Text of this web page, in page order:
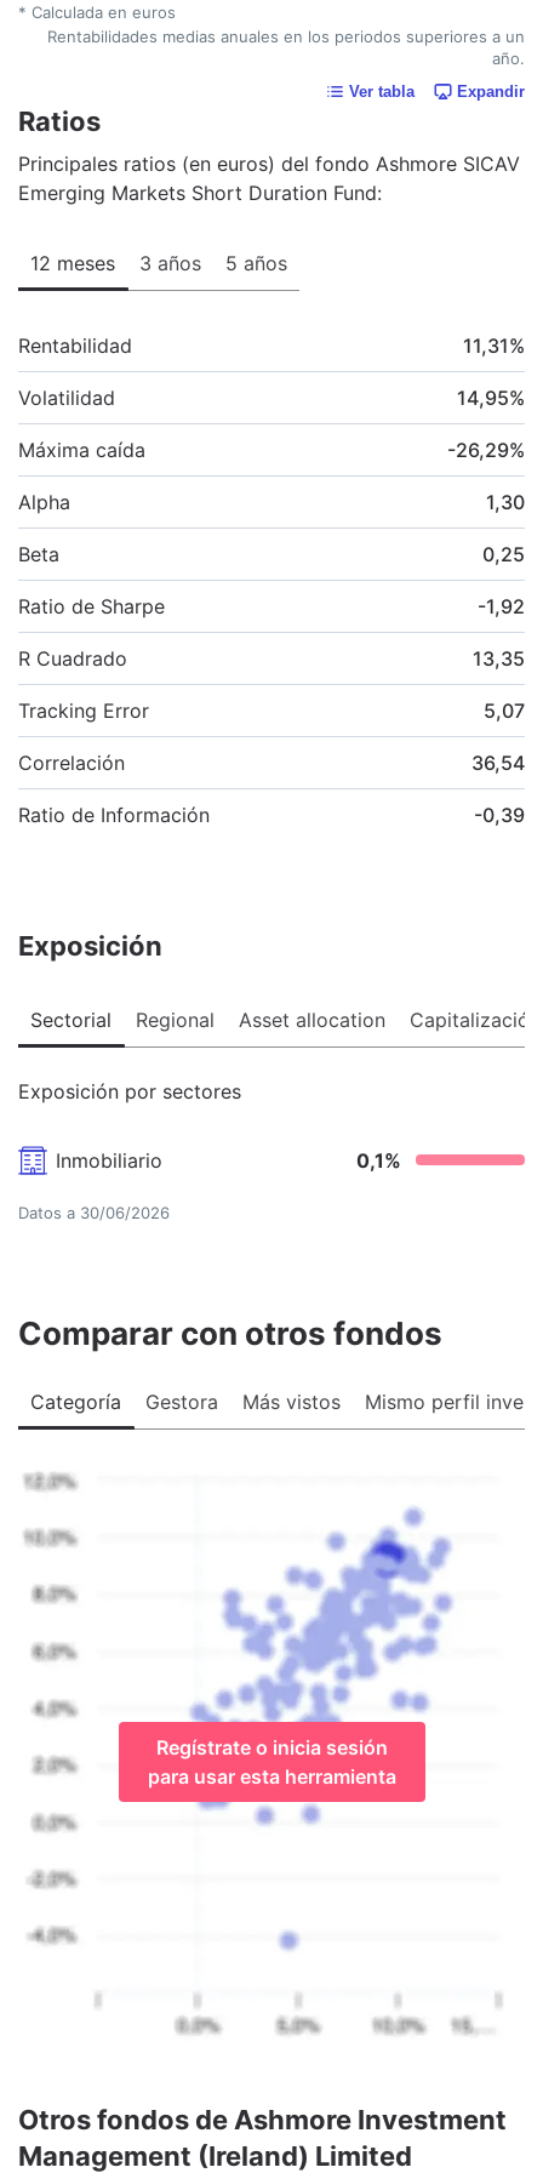
* Calculada en euros
Rentabilidades medias anuales en los periodos superiores a un
año.
Ver tabla Expandir
Ratios
Principales ratios (en euros) del fondo Ashmore SICAV
Emerging Markets Short Duration Fund:
12 meses 3 años 5 años
Rentabilidad 11,31%
Volatilidad 14,95%
Máxima caída -26,29%
Alpha 1,30
Beta 0,25
Ratio de Sharpe -1,92
R Cuadrado 13,35
Tracking Error 5,07
Correlación 36,54
Ratio de Información -0,39
Exposición
Sectorial Regional Asset allocation Capitalización
Exposición por sectores
Inmobiliario 0,1%
Datos a 30/06/2026
Comparar con otros fondos
Categoría Gestora Más vistos Mismo perfil
Regístrate o inicia sesión
para usar esta herramienta
Otros fondos de Ashmore Investment
Management (Ireland) Limited